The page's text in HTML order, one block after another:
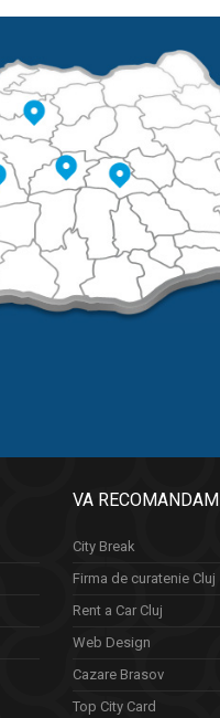
VA RECOMANDAM
City Break
Firma de curatenie Cluj
Rent a Car Cluj
Web Design
Cazare Brasov
Top City Card